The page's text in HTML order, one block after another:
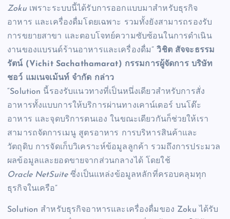
Zoku เพราะระบบนี้ได้รับการออกแบบมาสำหรับธุรกิจ
อาหาร และเครื่องดื่มโดยเฉพาะ รวมทั้งยังสามารถรองรับ
การขยายสาขา และตอบโจทย์ความซับซ้อนในการดำเนิน
งานของแบรนด์ร้านอาหารและเครื่องดื่ม” วิชิต สัจจะธรรม
รัตน์ (Vichit Sachathamarat) กรรมการผู้จัดการ บริษัท
ชอว์ แมเนจเม้นท์ จำกัด กล่าว
“Solution นี้รองรับแนวทางที่เป็นหนึ่งเดียวสำหรับการสั่ง
อาหารทั้งแบบการให้บริการผ่านทางเคาน์เตอร์ บนโต๊ะ
อาหาร และจุดบริการตนเอง
ในขณะเดียวกันก็ช่วยให้เรา
สามารถจัดการเมนู สูตรอาหาร การบริหารสินค้าและ
วัตถุดิบ การจัดเก็บวิเคราะห์ข้อมูลลูกค้า รวมถึงการประมวล
ผลข้อมูลและยอดขายจากส่วนกลางได้
โดยใช้
Oracle NetSuiteซึ่งเป็นแหล่งข้อมูลหลักที่ครอบคลุมทุก
ธุรกิจในเครือ”
Solution สำหรับธุรกิจอาหารและเครื่องดื่มของ Zoku ได้รับ